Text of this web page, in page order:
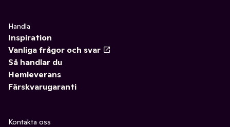
Handla
Inspiration
Vanliga frågor och svar
Så handlar du
Hemleverans
Färskvarugaranti
Kontakta oss